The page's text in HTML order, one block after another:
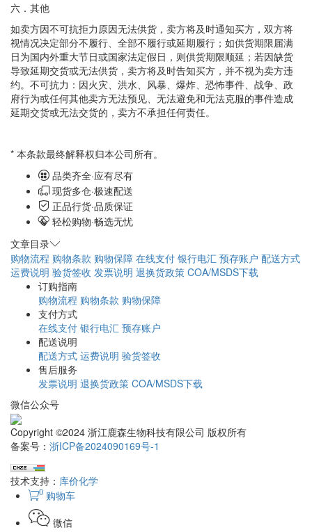
六．其他
如卖方因不可抗拒力原因无法供货，卖方将及时通知买方，双方将
视情况决定部分不履行、全部不履行或延期履行；如供货期限届满
日为国内外重大节日或国家法定假日，则供货期限顺延；若因缺货
导致延期交货或无法供货，卖方将及时告知买方，并不视为卖方违
约。不可抗力：因火灾、洪水、风暴、爆炸、恐怖事件、战争、政
府行为或任何其他卖方无法预见、无法避免和无法克服的事件造成
延期交货或无法交货的，卖方不承担任何责任。
* 本条款最终解释权归本公司所有。
品类齐全·应有尽有
现货多仓·极速配送
正品行货·品质保证
轻松购物·畅选无忧
文章目录
购物流程 购物条款 购物保障 在线支付 银行电汇 预存账户 配送方式
运费说明 验货签收 发票说明 退换货政策 COA/MSDS下载
订购指南
购物流程 购物条款 购物保障
支付方式
在线支付 银行电汇 预存账户
配送说明
配送方式 运费说明 验货签收
售后服务
发票说明 退换货政策 COA/MSDS下载
微信公众号
Copyright ©2024 浙江鹿森生物科技有限公司 版权所有
备案号： 浙ICP备2024090169号-1
技术支持： 库价化学
0 购物车
微信